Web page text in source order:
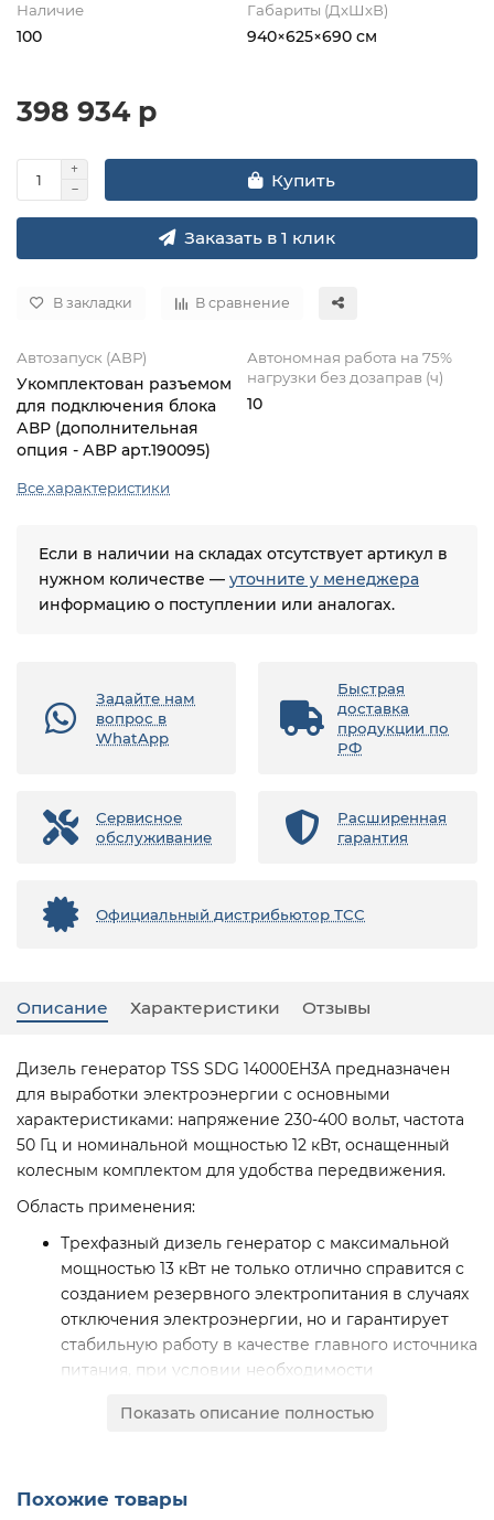
Наличие
100
Габариты (ДхШхВ)
940×625×690 см
398 934 р
Купить
Заказать в 1 клик
В закладки В сравнение
Автозапуск (АВР)
Укомплектован разъемом
для подключения блока
АВР (дополнительная
опция - АВР арт.190095)
Автономная работа на 75%
нагрузки без дозаправ (ч)
10
Все характеристики
Если в наличии на складах отсутствует артикул в
нужном количестве — уточните у менеджера
информацию о поступлении или аналогах.
Задайте нам
вопрос в
WhatApp
Быстрая
доставка
продукции по
РФ
Сервисное
обслуживание
Расширенная
гарантия
Официальный дистрибьютор ТСС
Описание Характеристики Отзывы
Дизель генератор TSS SDG 14000EH3A предназначен
для выработки электроэнергии с основными
характеристиками: напряжение 230-400 вольт, частота
50 Гц и номинальной мощностью 12 кВт, оснащенный
колесным комплектом для удобства передвижения.
Область применения:
Трехфазный дизель генератор с максимальной
мощностью 13 кВт не только отлично справится с
созданием резервного электропитания в случаях
отключения электроэнергии, но и гарантирует
стабильную работу в качестве главного источника
питания, при условии необходимости
Трехфазный дизельгенератор может применяться
бизнеса, для подключения бытовых приборов или
Показать описание полностью
Похожие товары